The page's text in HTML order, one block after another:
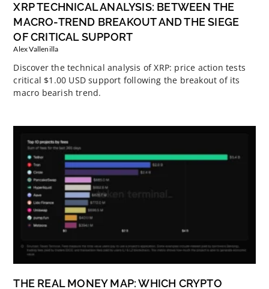
XRP TECHNICAL ANALYSIS: BETWEEN THE
MACRO-TREND BREAKOUT AND THE SIEGE
OF CRITICAL SUPPORT
Alex Vallenilla
Discover the technical analysis of XRP: price action tests
critical $1.00 USD support following the breakout of its
macro bearish trend.
THE REAL MONEY MAP: WHICH CRYPTO